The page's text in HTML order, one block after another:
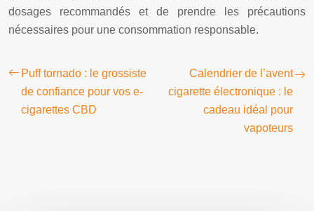
dosages recommandés et de prendre les précautions
nécessaires pour une consommation responsable.
Puff tornado : le grossiste
de confiance pour vos e-
cigarettes CBD
Calendrier de l’avent
cigarette électronique : le
cadeau idéal pour
vapoteurs